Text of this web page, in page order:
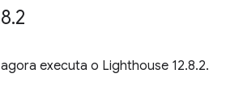
8.2
agora executa o Lighthouse 12.8.2.